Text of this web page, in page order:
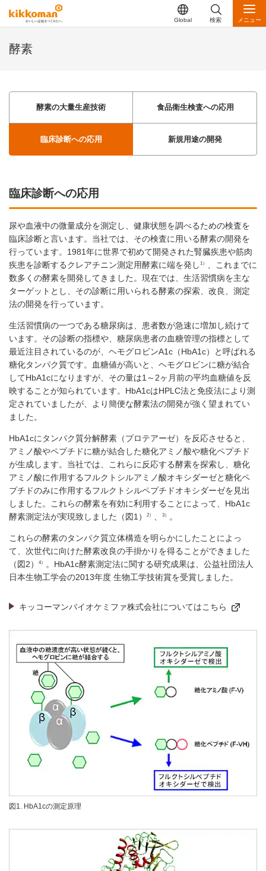
Global 検索 メニュー
酵素
酵素の大量生産技術 食品衛生検査への応用
臨床診断への応用 新規用途の開発
臨床診断への応用
尿や血液中の微量成分を測定し、健康状態を調べるための検査を
臨床診断と言います。当社では、その検査に用いる酵素の開発を
行っています。1981年に世界で初めて開発された腎臓疾患や筋肉
疾患を診断するクレアチニン測定用酵素に端を発し 1） 、これまでに
数多くの酵素を開発してきました。現在では、生活習慣病を主な
ターゲットとし、その診断に用いられる酵素の探索、改良、測定
法の開発を行っています。
生活習慣病の一つである糖尿病は、患者数が急速に増加し続けて
います。その診断の指標や、糖尿病患者の血糖管理の指標として
最近注目されているのが、ヘモグロビンA1c（HbA1c）と呼ばれる
糖化タンパク質です。血糖値が高いと、ヘモグロビンに糖が結合
してHbA1cになりますが、その量は1～2ヶ月前の平均血糖値を反
映することが知られています。HbA1cはHPLC法と免疫法により測
定されていましたが、より簡便な酵素法の開発が強く望まれてい
ました。
HbA1cにタンパク質分解酵素（プロテアーゼ）を反応させると、
アミノ酸やペプチドに糖が結合した糖化アミノ酸や糖化ペプチド
が生成します。当社では、これらに反応する酵素を探索し、糖化
アミノ酸に作用するフルクトシルアミノ酸オキシダーゼと糖化ペ
プチドのみに作用するフルクトシルペプチドオキシダーゼを見出
しました。これらの酵素を有効に利用することによって、HbA1c
酵素測定法が実現致しました（図1）
2） 、 3） 。
これらの酵素のタンパク質立体構造を明らかにしたことによっ
て、次世代に向けた酵素改良の手掛かりを得ることができました
（図2）
4） 。HbA1c酵素測定法に関する研究成果は、公益社団法人
日本生物工学会の2013年度 生物工学技術賞を受賞しました。
キッコーマンバイオケミファ株式会社についてはこちら
図1. HbA1cの測定原理